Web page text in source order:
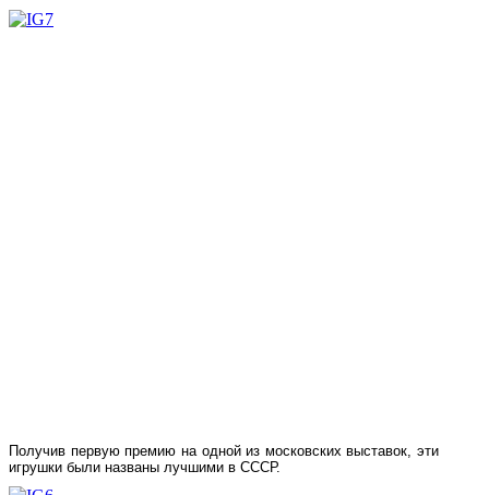
Получив первую премию на одной из московских выставок, эти
игрушки были названы лучшими в СССР.